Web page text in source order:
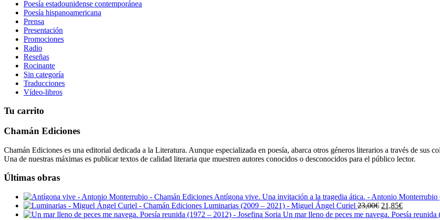
Poesía estadounidense contemporánea
Poesía hispanoamericana
Prensa
Presentación
Promociones
Radio
Reseñas
Rocinante
Sin categoría
Traducciones
Vídeo-libros
Tu carrito
Chamán Ediciones
Chamán Ediciones es una editorial dedicada a la Literatura. Aunque especializada en poesía, abarca otros géneros literarios a través de sus
Una de nuestras máximas es publicar textos de calidad literaria que muestren autores conocidos o desconocidos para el público lector.
Últimas obras
Antígona vive. Una invitación a la tragedia ática. - Antonio Monterrubio
Luminarias (2009 – 2021) - Miguel Ángel Curiel 23,00€ El
precio
21,85€El
precio
Un mar lleno de peces me navega. Poesía